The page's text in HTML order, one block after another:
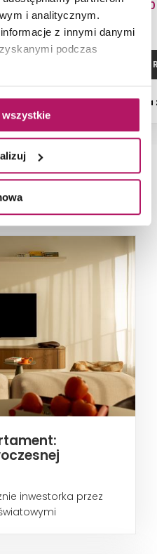
i analitycznym.
z innymi danymi
podczas
wszystkie
208,80
ZOBACZ
Dostępność:
inwestorka przez